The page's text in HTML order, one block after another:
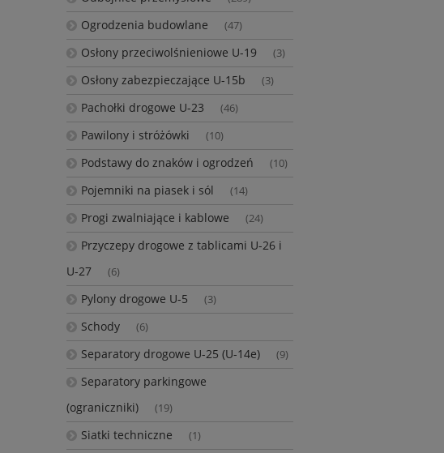
Ogrodzenia budowlane (47)
Osłony przeciwolśnieniowe U-19 (3)
Osłony zabezpieczające U-15b (3)
Pachołki drogowe U-23 (46)
Pawilony i stróżówki (10)
Podstawy do znaków i ogrodzeń (10)
Pojemniki na piasek i sól (14)
Progi zwalniające i kablowe (24)
Przyczepy drogowe z tablicami U-26 i
U-27
(6)
Pylony drogowe U-5 (3)
Schody (6)
Separatory drogowe U-25 (U-14e) (9)
Separatory parkingowe
(ograniczniki)
(19)
Siatki techniczne (1)